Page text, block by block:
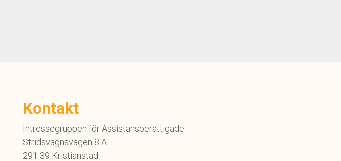
Kontakt
Intressegruppen för Assistansberättigade
Stridsvagnsvägen 8 A
291 39 Kristianstad